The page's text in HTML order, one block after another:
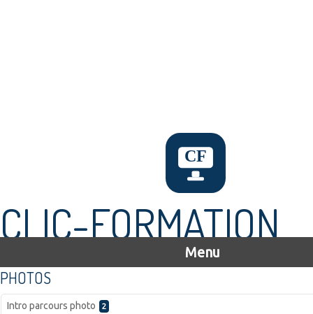
CLIC-FORMATION
Menu
PHOTOS
Intro parcours photo 2